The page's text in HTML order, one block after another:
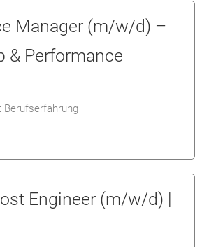
Manager (m/w/d) –
& Performance
Berufserfahrung
Engineer (m/w/d) |